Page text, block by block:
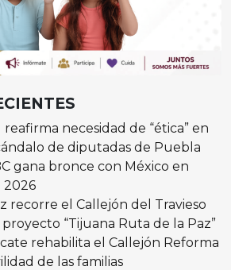
necesidad de “ética” en
de diputadas de Puebla
gana bronce con México en
2026
recorre el Callejón del Travieso
“Tijuana Ruta de la Paz”
rehabilita el Callejón Reforma
de las familias